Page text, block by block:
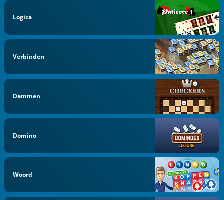
Logica
Verbinden
Dammen
Domino
Woord